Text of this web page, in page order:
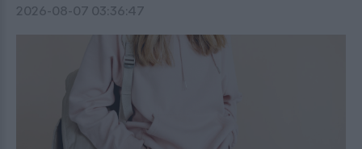
2026-08-07 03:36:47